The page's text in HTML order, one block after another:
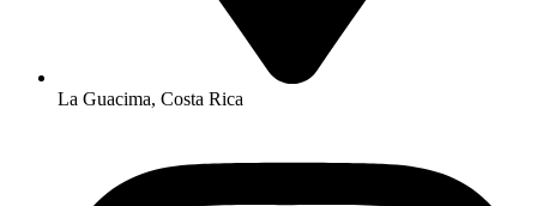
La Guacima, Costa Rica